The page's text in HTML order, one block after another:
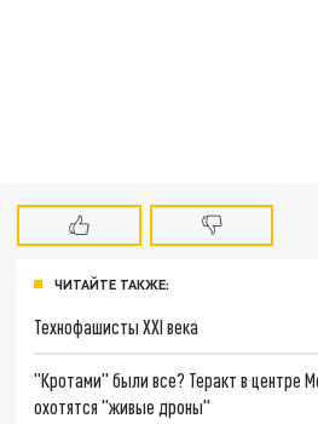
ЧИТАЙТЕ ТАКЖЕ:
Технофашисты XXI века
"Кротами" были все? Теракт в центре
охотятся "живые дроны"